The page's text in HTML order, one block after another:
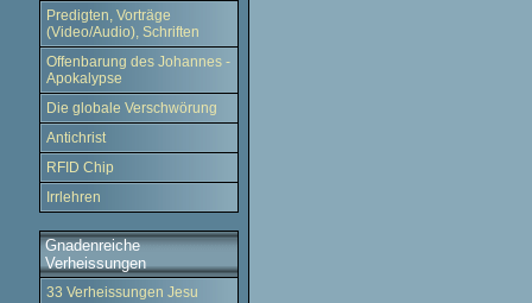
Predigten, Vorträge
(Video/Audio), Schriften
Offenbarung des Johannes -
Apokalypse
Die globale Verschwörung
Antichrist
RFID Chip
Irrlehren
Gnadenreiche
Verheissungen
33 Verheissungen Jesu